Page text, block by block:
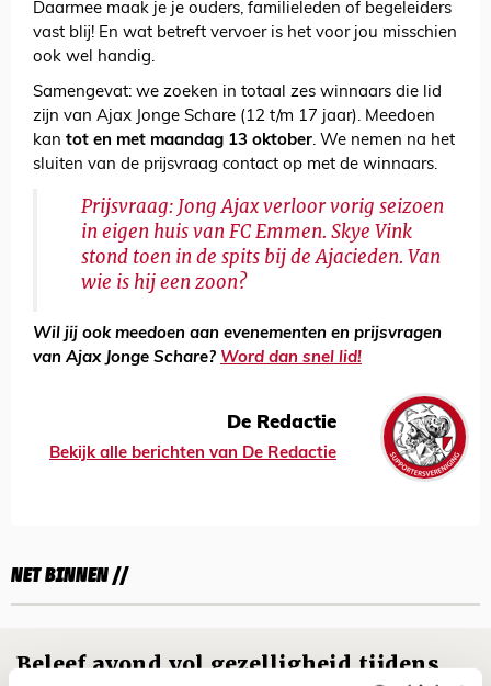
Daarmee maak je je ouders, familieleden of begeleiders
vast blij! En wat betreft vervoer is het voor jou misschien
ook wel handig.
Samengevat: we zoeken in totaal zes winnaars die lid
zijn van Ajax Jonge Schare (12 t/m 17 jaar). Meedoen
kan tot en met maandag 13 oktober. We nemen na het
sluiten van de prijsvraag contact op met de winnaars.
Prijsvraag: Jong Ajax verloor vorig seizoen
in eigen huis van FC Emmen. Skye Vink
stond toen in de spits bij de Ajacieden. Van
wie is hij een zoon?
Wil jij ook meedoen aan evenementen en prijsvragen
van Ajax Jonge Schare? Word dan snel lid!
De Redactie
Bekijk alle berichten van De Redactie
NET BINNEN //
Beleef avond vol gezelligheid tijdens